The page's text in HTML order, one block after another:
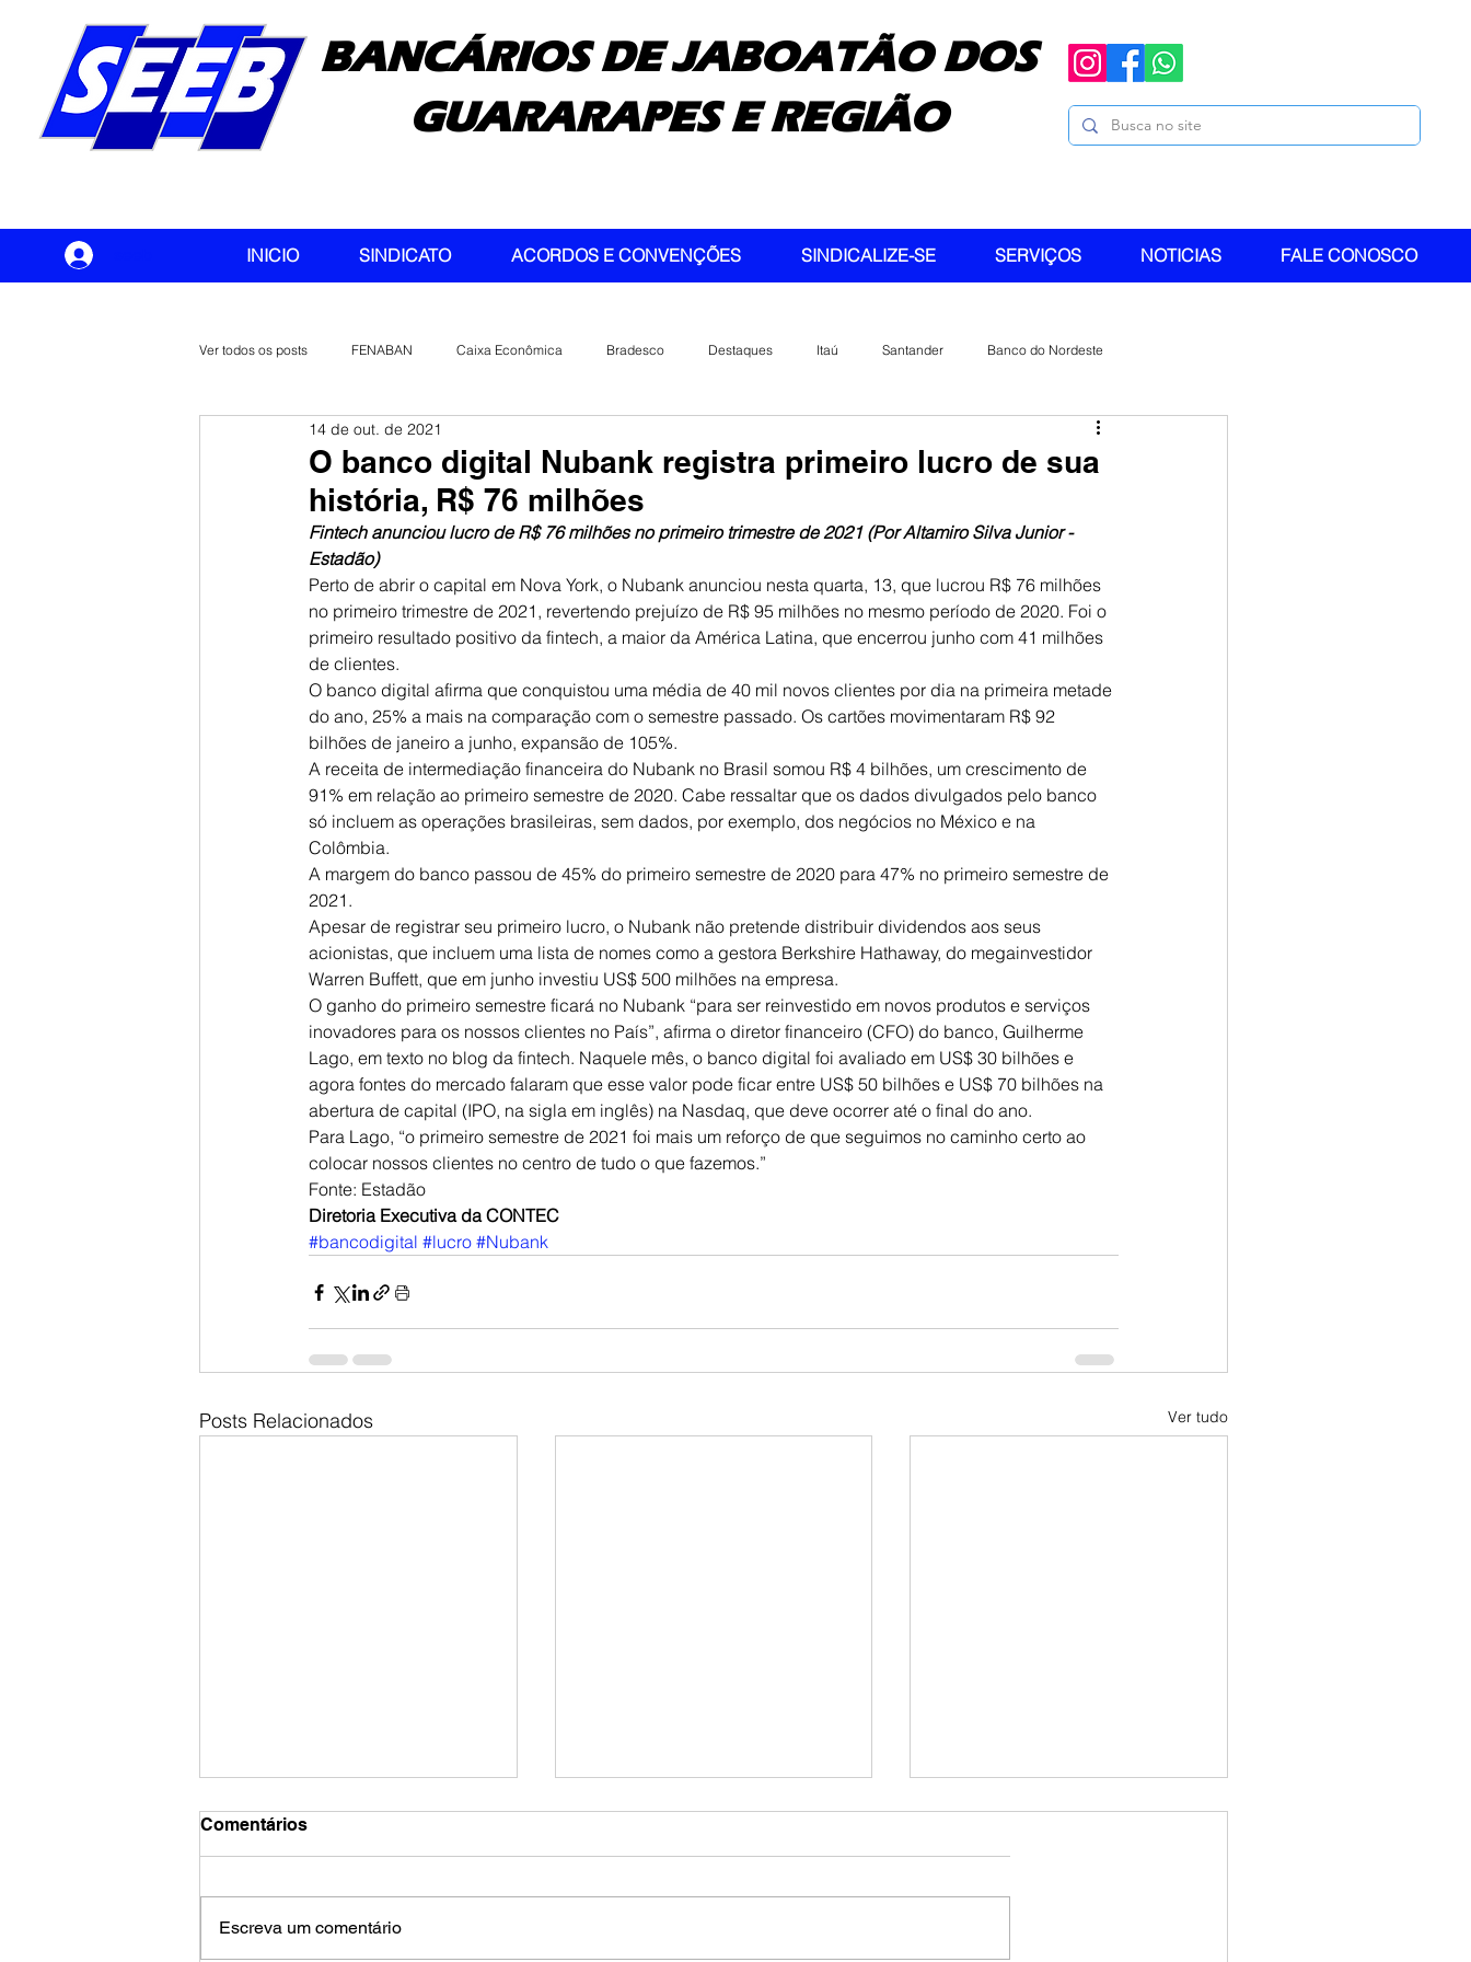
BANCÁRIOS DE JABOATÃO DOS
GUARARAPES E REGIÃO
INICIO SINDICATO ACORDOS E CONVENÇÕES SINDICALIZE-SE SERVIÇOS NOTICIAS FALE CONOSCO
Ver todos os posts FENABAN Caixa Econômica Bradesco Destaques Itaú Santander Banco do Nordeste
Banco do Brasil CONTEC
O banco digital Nubank registra primeiro lucro de sua
história, R$ 76 milhões
14 de out. de 2021
Fintech anunciou lucro de R$ 76 milhões no primeiro trimestre de 2021 (Por Altamiro Silva Junior -
Estadão)
Perto de abrir o capital em Nova York, o Nubank anunciou nesta quarta, 13, que lucrou R$ 76 milhões
no primeiro trimestre de 2021, revertendo prejuízo de R$ 95 milhões no mesmo período de 2020. Foi o
primeiro resultado positivo da fintech, a maior da América Latina, que encerrou junho com 41 milhões
de clientes.
O banco digital afirma que conquistou uma média de 40 mil novos clientes por dia na primeira metade
do ano, 25% a mais na comparação com o semestre passado. Os cartões movimentaram R$ 92
bilhões de janeiro a junho, expansão de 105%.
A receita de intermediação financeira do Nubank no Brasil somou R$ 4 bilhões, um crescimento de
91% em relação ao primeiro semestre de 2020. Cabe ressaltar que os dados divulgados pelo banco
só incluem as operações brasileiras, sem dados, por exemplo, dos negócios no México e na
Colômbia.
A margem do banco passou de 45% do primeiro semestre de 2020 para 47% no primeiro semestre de
2021.
Apesar de registrar seu primeiro lucro, o Nubank não pretende distribuir dividendos aos seus
acionistas, que incluem uma lista de nomes como a gestora Berkshire Hathaway, do megainvestidor
Warren Buffett, que em junho investiu US$ 500 milhões na empresa.
O ganho do primeiro semestre ficará no Nubank “para ser reinvestido em novos produtos e serviços
inovadores para os nossos clientes no País”, afirma o diretor financeiro (CFO) do banco, Guilherme
Lago, em texto no blog da fintech. Naquele mês, o banco digital foi avaliado em US$ 30 bilhões e
agora fontes do mercado falaram que esse valor pode ficar entre US$ 50 bilhões e US$ 70 bilhões na
abertura de capital (IPO, na sigla em inglês) na Nasdaq, que deve ocorrer até o final do ano.
Para Lago, “o primeiro semestre de 2021 foi mais um reforço de que seguimos no caminho certo ao
colocar nossos clientes no centro de tudo o que fazemos.”
Fonte: Estadão
Diretoria Executiva da CONTEC
#bancodigital #lucro #Nubank
Posts Relacionados Ver tudo
Comentários
Escreva um comentário